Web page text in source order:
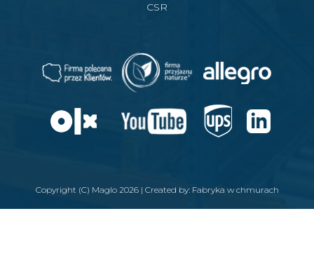
CSR
Copyright (C) Maglo 2026 | Created by: Fabryka w chmurach